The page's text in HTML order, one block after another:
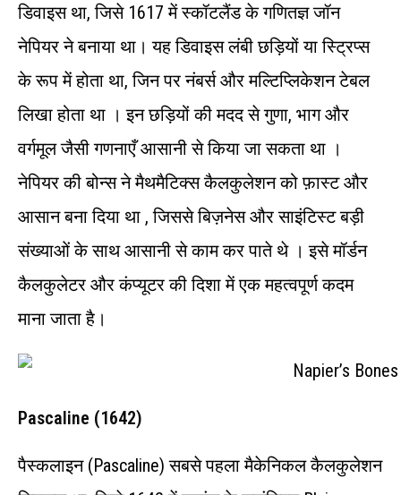
डिवाइस था, जिसे 1617 में स्कॉटलैंड के गणितज्ञ जॉन
नेपियर ने बनाया था। यह डिवाइस लंबी छड़ियों या स्ट्रिप्स
के रूप में होता था, जिन पर नंबर्स और मल्टिप्लिकेशन टेबल
लिखा होता था । इन छड़ियों की मदद से गुणा, भाग और
वर्गमूल जैसी गणनाएँ आसानी से किया जा सकता था ।
नेपियर की बोन्स ने मैथमैटिक्स कैलकुलेशन को फ़ास्ट और
आसान बना दिया था , जिससे बिज़नेस और साइंटिस्ट बड़ी
संख्याओं के साथ आसानी से काम कर पाते थे । इसे मॉर्डन
कैलकुलेटर और कंप्यूटर की दिशा में एक महत्वपूर्ण कदम
माना जाता है।
Pascaline (1642)
पैस्कलाइन (Pascaline) सबसे पहला मैकेनिकल कैलकुलेशन